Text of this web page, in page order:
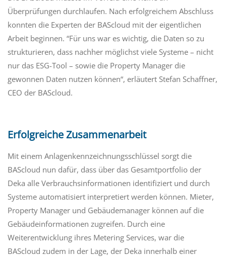
Überprüfungen durchlaufen. Nach erfolgreichem Abschluss
konnten die Experten der BAScloud mit der eigentlichen
Arbeit beginnen. “Für uns war es wichtig, die Daten so zu
strukturieren, dass nachher möglichst viele Systeme – nicht
nur das ESG-Tool – sowie die Property Manager die
gewonnen Daten nutzen können“, erläutert Stefan Schaffner,
CEO der BAScloud.
Erfolgreiche Zusammenarbeit
Mit einem Anlagenkennzeichnungsschlüssel sorgt die
BAScloud nun dafür, dass über das Gesamtportfolio der
Deka alle Verbrauchsinformationen identifiziert und durch
Systeme automatisiert interpretiert werden können. Mieter,
Property Manager und Gebäudemanager können auf die
Gebäudeinformationen zugreifen. Durch eine
Weiterentwicklung ihres Metering Services, war die
BAScloud zudem in der Lage, der Deka innerhalb einer